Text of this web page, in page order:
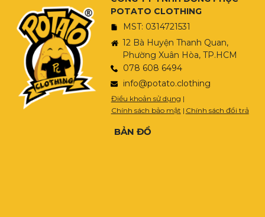
POTATO CLOTHING
MST: 0314721531
12 Bà Huyện Thanh Quan,
Phường Xuân Hòa, TP.HCM
078 608 6494
info@potato.clothing
Điều khoản sử dụng |
Chính sách bảo mật | Chính sách đổi trả
BẢN ĐỒ